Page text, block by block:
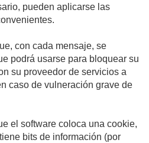
pueden aplicarse las
con cada mensaje, se
podrá usarse para bloquear su
su proveedor de servicios a
caso de vulneración grave de
el software coloca una cookie,
bits de información (por